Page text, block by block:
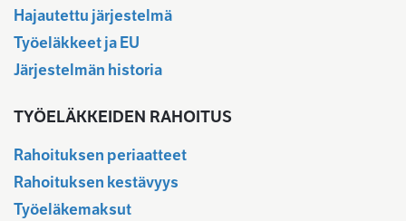
Hajautettu järjestelmä
Työeläkkeet ja EU
Järjestelmän historia
TYÖELÄKKEIDEN RAHOITUS
Rahoituksen periaatteet
Rahoituksen kestävyys
Työeläkemaksut